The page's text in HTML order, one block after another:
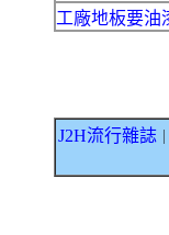
工廠地板要油
J2H流行雜誌